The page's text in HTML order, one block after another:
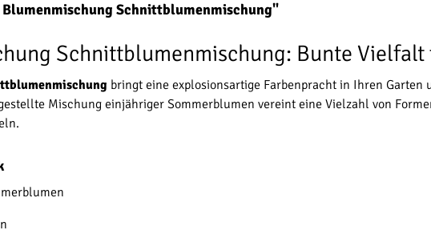
Schnittblumenmischung"
Schnittblumenmischung: Bunte Vielfalt
bringt eine explosionsartige Farbenpracht in Ihren
Mischung einjähriger Sommerblumen vereint eine Vielzahl von